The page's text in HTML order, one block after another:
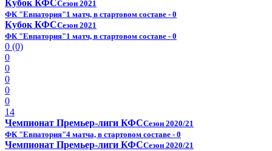
Кубок КФССезон 2021
ФК "Евпатория"1 матч, в стартовом составе - 0
Кубок КФССезон 2021
ФК "Евпатория"1 матч, в стартовом составе - 0
0 (0)
0
0
0
0
0
14
Чемпионат Премьер-лиги КФССезон 2020/21
ФК "Евпатория"4 матча, в стартовом составе - 0
Чемпионат Премьер-лиги КФССезон 2020/21